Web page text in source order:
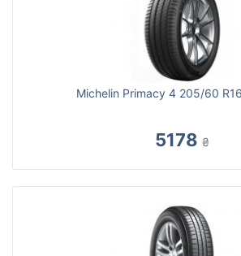
Michelin Primacy 4 205/60
5178 ₴